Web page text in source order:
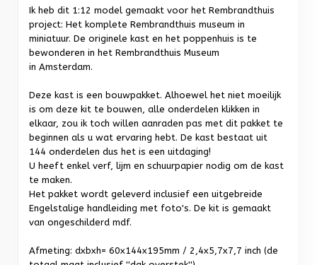
Ik heb dit 1:12 model gemaakt voor het Rembrandthuis
project: Het komplete Rembrandthuis museum in
miniatuur. De originele kast en het poppenhuis is te
bewonderen in het Rembrandthuis Museum
in Amsterdam.
Deze kast is een bouwpakket. Alhoewel het niet moeilijk
is om deze kit te bouwen, alle onderdelen klikken in
elkaar, zou ik toch willen aanraden pas met dit pakket te
beginnen als u wat ervaring hebt. De kast bestaat uit
144 onderdelen dus het is een uitdaging!
U heeft enkel verf, lijm en schuurpapier nodig om de kast
te maken.
Het pakket wordt geleverd inclusief een uitgebreide
Engelstalige handleiding met foto's. De kit is gemaakt
van ongeschilderd mdf.
Afmeting: dxbxh= 60x144x195mm / 2,4x5,7x7,7 inch (de